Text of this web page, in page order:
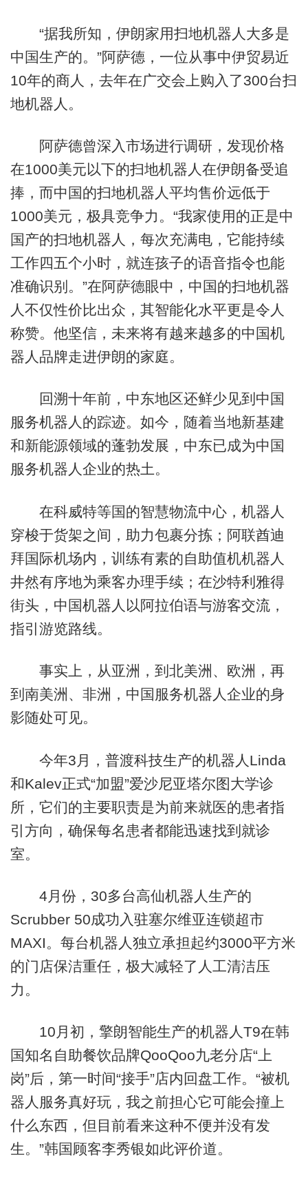
“据我所知，伊朗家用扫地机器人大多是
中国生产的。”阿萨德，一位从事中伊贸易近
10年的商人，去年在广交会上购入了300台扫
地机器人。
阿萨德曾深入市场进行调研，发现价格
在1000美元以下的扫地机器人在伊朗备受追
捧，而中国的扫地机器人平均售价远低于
1000美元，极具竞争力。“我家使用的正是中
国产的扫地机器人，每次充满电，它能持续
工作四五个小时，就连孩子的语音指令也能
准确识别。”在阿萨德眼中，中国的扫地机器
人不仅性价比出众，其智能化水平更是令人
称赞。他坚信，未来将有越来越多的中国机
器人品牌走进伊朗的家庭。
回溯十年前，中东地区还鲜少见到中国
服务机器人的踪迹。如今，随着当地新基建
和新能源领域的蓬勃发展，中东已成为中国
服务机器人企业的热土。
在科威特等国的智慧物流中心，机器人
穿梭于货架之间，助力包裹分拣；阿联酋迪
拜国际机场内，训练有素的自助值机机器人
井然有序地为乘客办理手续；在沙特利雅得
街头，中国机器人以阿拉伯语与游客交流，
指引游览路线。
事实上，从亚洲，到北美洲、欧洲，再
到南美洲、非洲，中国服务机器人企业的身
影随处可见。
今年3月，普渡科技生产的机器人Linda
和Kalev正式“加盟”爱沙尼亚塔尔图大学诊
所，它们的主要职责是为前来就医的患者指
引方向，确保每名患者都能迅速找到就诊
室。
4月份，30多台高仙机器人生产的
Scrubber 50成功入驻塞尔维亚连锁超市
MAXI。每台机器人独立承担起约3000平方米
的门店保洁重任，极大减轻了人工清洁压
力。
10月初，擎朗智能生产的机器人T9在韩
国知名自助餐饮品牌QooQoo九老分店“上
岗”后，第一时间“接手”店内回盘工作。“被机
器人服务真好玩，我之前担心它可能会撞上
什么东西，但目前看来这种不便并没有发
生。”韩国顾客李秀银如此评价道。